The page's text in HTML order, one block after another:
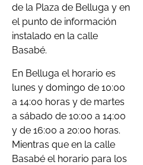
de la Plaza de Belluga y en
el punto de información
instalado en la calle
Basabé.
En Belluga el horario es
lunes y domingo de 10:00
a 14:00 horas y de martes
a sábado de 10:00 a 14:00
y de 16:00 a 20:00 horas.
Mientras que en la calle
Basabé el horario para los